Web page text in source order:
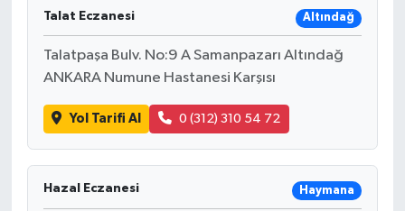
Talat Eczanesi Altındağ
Talatpaşa Bulv. No:9 A Samanpazarı Altındağ
ANKARA Numune Hastanesi Karşısı
Yol Tarifi Al 0 (312) 310 54 72
Hazal Eczanesi Haymana